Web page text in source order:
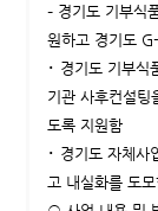
– 경기도 기부식
원하고 경기도
･ 경기도 기부식
기관 사후컨설
도록 지원함
･ 경기도 자체사
고 내실화를 도